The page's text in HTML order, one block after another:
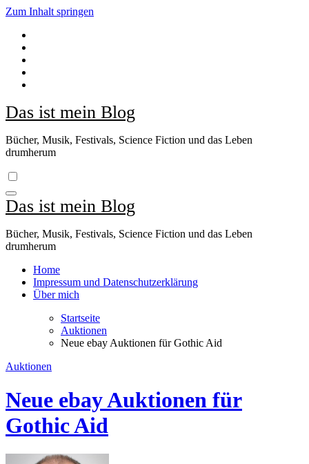
Zum Inhalt springen
Das ist mein Blog
Bücher, Musik, Festivals, Science Fiction und das Leben
drumherum
Das ist mein Blog
Bücher, Musik, Festivals, Science Fiction und das Leben
drumherum
Home
Impressum und Datenschutzerklärung
Über mich
Startseite
Auktionen
Neue ebay Auktionen für Gothic Aid
Auktionen
Neue ebay Auktionen für
Gothic Aid